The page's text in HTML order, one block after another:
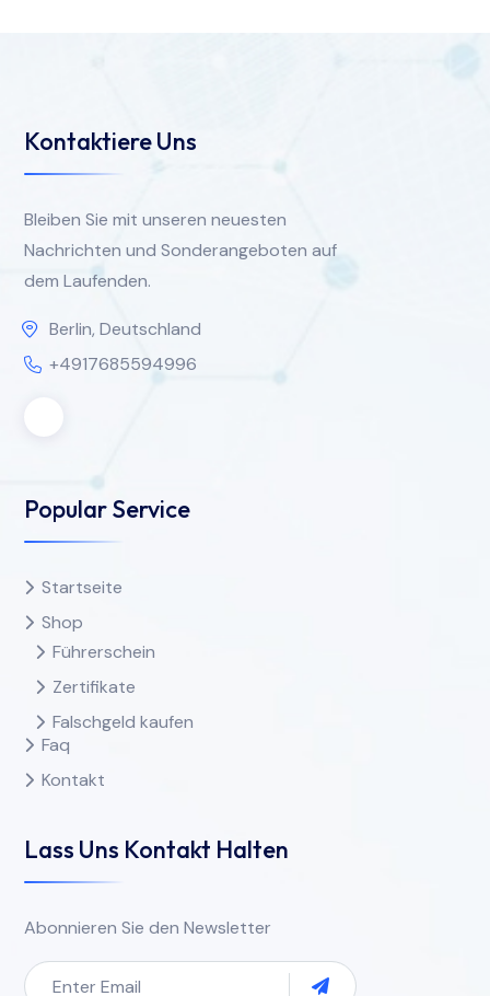
Kontaktiere Uns
Bleiben Sie mit unseren neuesten
Nachrichten und Sonderangeboten auf
dem Laufenden.
Berlin, Deutschland
+4917685594996
Popular Service
Startseite
Shop
Führerschein
Zertifikate
Falschgeld kaufen
Faq
Kontakt
Lass Uns Kontakt Halten
Abonnieren Sie den Newsletter